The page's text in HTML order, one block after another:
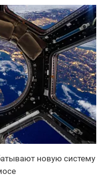
новую систему